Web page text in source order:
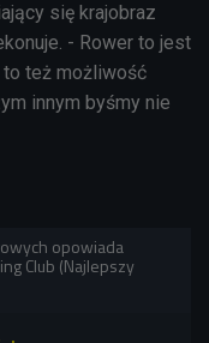
się krajobraz
- Rower to jest
też możliwość
innym byśmy nie
opowiada
Club (Najlepszy